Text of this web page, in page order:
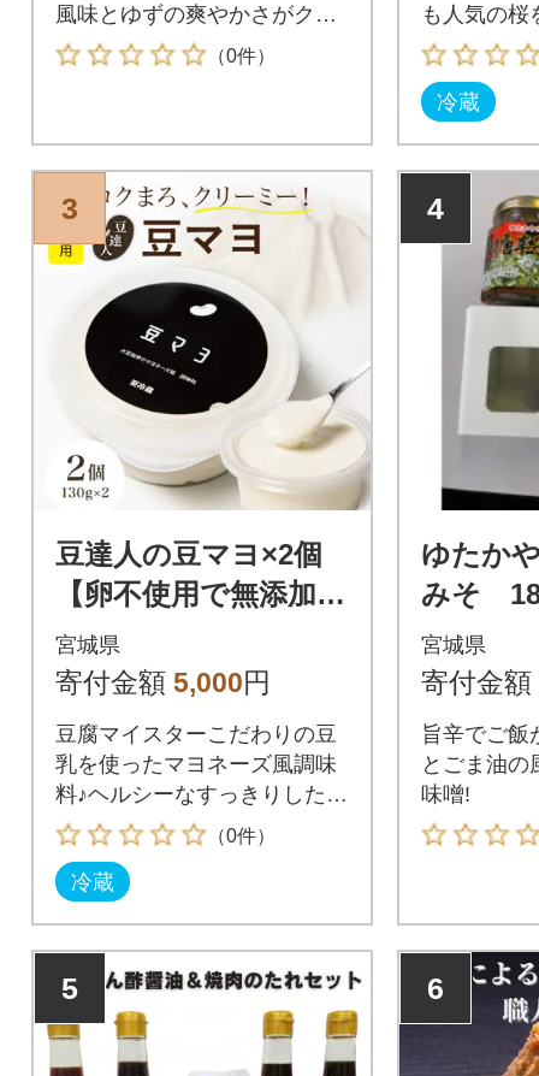
風味とゆずの爽やかさがクセ
になる美味しさです。
（0件）
も人気の桜
した。
冷蔵
3
豆達人の豆マヨ×2個
【卵不使用で無添加】
植物性原材料100%、
砂糖・甘味料を不使
宮城県
寄付金額 5,000円
豆腐マイスターこだわりの豆
乳を使ったマヨネーズ風調味
料♪ヘルシーなすっきりしたコ
クのある味わいです。
（0件）
冷蔵
4
ゆたか
みそ
宮城県
寄付金額
旨辛でご飯
とごま油の
味噌!
5 6